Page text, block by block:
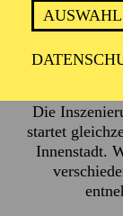
Die
startet
Innenstadt.